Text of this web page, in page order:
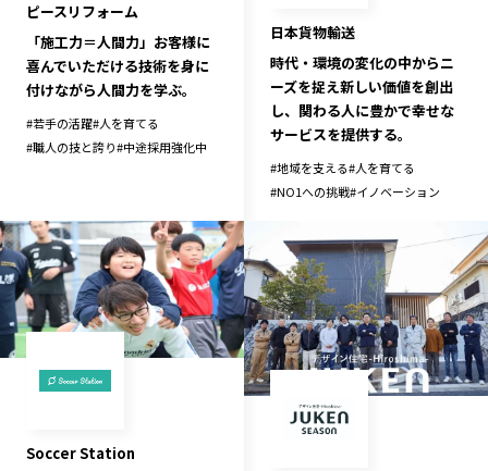
ピースリフォーム
「施工力＝人間力」お客様に
喜んでいただける技術を身に
付けながら人間力を学ぶ。
#若手の活躍#人を育てる
#職人の技と誇り#中途採用強化中
日本貨物輸送
時代・環境の変化の中からニ
ーズを捉え新しい価値を創出
し、関わる人に豊かで幸せな
サービスを提供する。
#地域を支える#人を育てる
#NO1への挑戦#イノベーション
Soccer Station